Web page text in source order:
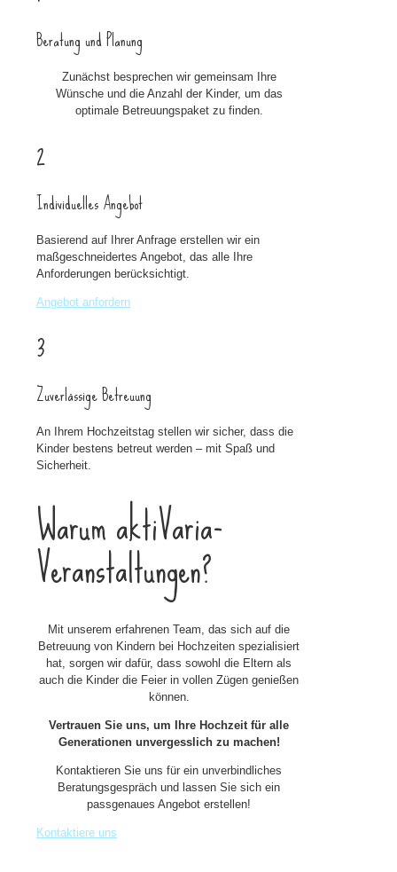
Beratung und Planung
Zunächst besprechen wir gemeinsam Ihre
Wünsche und die Anzahl der Kinder, um das
optimale Betreuungspaket zu finden.
2
Individuelles Angebot
Basierend auf Ihrer Anfrage erstellen wir ein
maßgeschneidertes Angebot, das alle Ihre
Anforderungen berücksichtigt.
Angebot anfordern
3
Zuverlässige Betreuung
An Ihrem Hochzeitstag stellen wir sicher, dass die
Kinder bestens betreut werden – mit Spaß und
Sicherheit.
Warum aktiVaria-
Veranstaltungen?
Mit unserem erfahrenen Team, das sich auf die
Betreuung von Kindern bei Hochzeiten spezialisiert
hat, sorgen wir dafür, dass sowohl die Eltern als
auch die Kinder die Feier in vollen Zügen genießen
können.
Vertrauen Sie uns, um Ihre Hochzeit für alle
Generationen unvergesslich zu machen!
Kontaktieren Sie uns für ein unverbindliches
Beratungsgespräch und lassen Sie sich ein
passgenaues Angebot erstellen!
Kontaktiere uns